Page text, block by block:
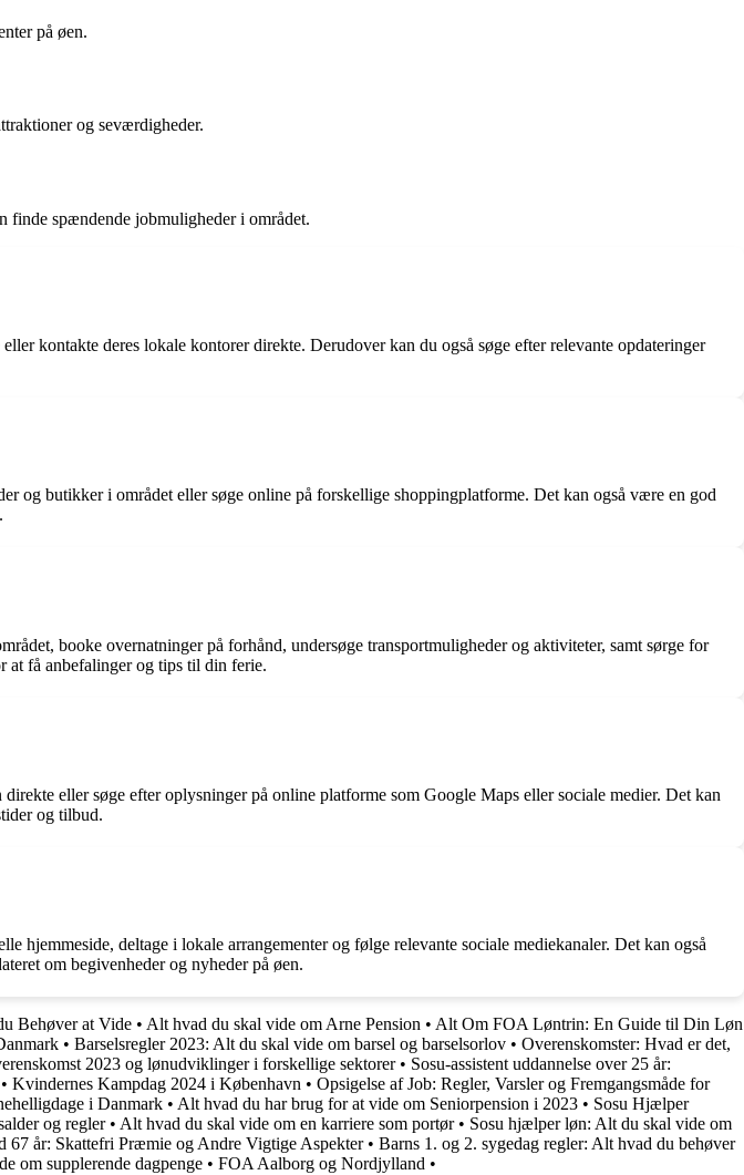
på øen.
og seværdigheder.
finde spændende jobmuligheder i området.
kontakte deres lokale kontorer direkte. Derudover kan du også søge efter relevante opdateringer
og butikker i området eller søge online på forskellige shoppingplatforme. Det kan også være en god
booke overnatninger på forhånd, undersøge transportmuligheder og aktiviteter, samt sørge for
at få anbefalinger og tips til din ferie.
eller søge efter oplysninger på online platforme som Google Maps eller sociale medier. Det kan
og tilbud.
deltage i lokale arrangementer og følge relevante sociale mediekanaler. Det kan også
om begivenheder og nyheder på øen.
Behøver at Vide • Alt hvad du skal vide om Arne Pension • Alt Om FOA Løntrin: En Guide til Din Løn
• Barselsregler 2023: Alt du skal vide om barsel og barselsorlov • Overenskomster: Hvad er det,
2023 og lønudviklinger i forskellige sektorer• Sosu-assistent uddannelse over 25 år:
• Kvindernes Kampdag 2024 i København • Opsigelse af Job: Regler, Varsler og Fremgangsmåde for
i Danmark • Alt hvad du har brug for at vide om Seniorpension i 2023 • Sosu Hjælper
og regler• Alt hvad du skal vide om en karriere som portør• Sosu hjælper løn: Alt du skal vide om
67 år: Skattefri Præmie og Andre Vigtige Aspekter• Barns 1. og 2. sygedag regler: Alt hvad du behøver
om supplerende dagpenge • FOA Aalborg og Nordjylland •